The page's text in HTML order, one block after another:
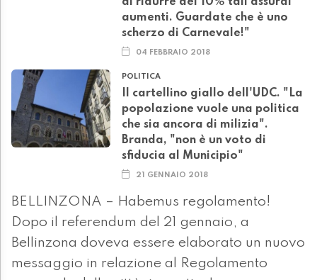
aumenti. Guardate che è uno
scherzo di Carnevale!"
04 FEBBRAIO 2018
POLITICA
Il cartellino giallo dell'UDC. "La
popolazione vuole una politica
che sia ancora di milizia".
Branda, "non è un voto di
sfiducia al Municipio"
21 GENNAIO 2018
BELLINZONA – Habemus regolamento!
Dopo il referendum del 21 gennaio, a
Bellinzona doveva essere elaborato un nuovo
messaggio in relazione al Regolamento